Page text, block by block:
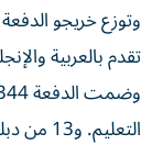
وتوزع خريجو
تقدم بالعربية